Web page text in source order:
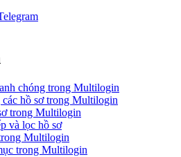
chóng trong Multilogin
hồ sơ trong Multilogin
trong Multilogin
và lọc hồ sơ
Multilogin
trong Multilogin